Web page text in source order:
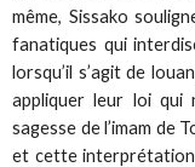
même, Sissako
fanatiques qui
lorsqu’il s’agit de
appliquer leur loi qui
sagesse de l’imam de
et cette interprétation